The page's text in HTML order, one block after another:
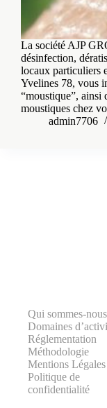
La société AJP
désinfection,
locaux particuliers
Yvelines 78, vous
“moustique”, ainsi
moustiques chez
admin7706
Qui sommes-
Domaines
Réglementation
Méthodologie
Mentions Légales
Politique de
confidentialité